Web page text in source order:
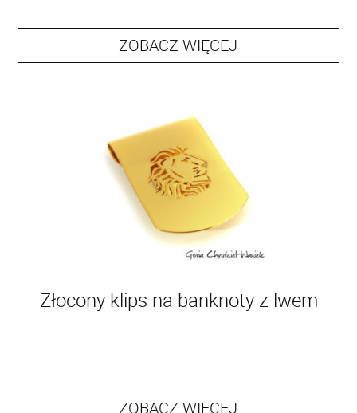
ZOBACZ WIĘCEJ
Złocony klips na banknoty z lwem
ZOBACZ WIĘCEJ